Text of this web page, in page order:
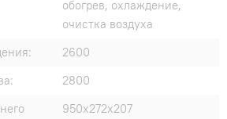
обогрев, охлаждение,
очистка воздуха
2600
2800
950x272x207